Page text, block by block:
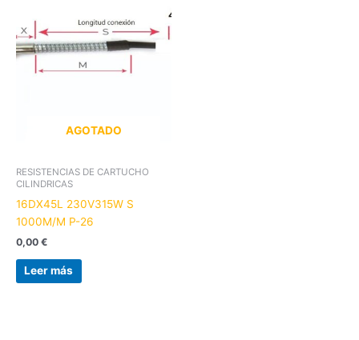
AGOTADO
RESISTENCIAS DE CARTUCHO
CILINDRICAS
16DX45L 230V315W S
1000M/M P-26
0,00 €
Leer más